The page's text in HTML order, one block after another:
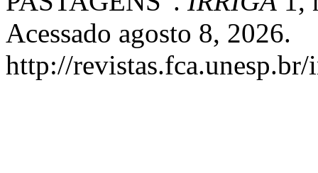
Acessado agosto 8, 2026.
http://